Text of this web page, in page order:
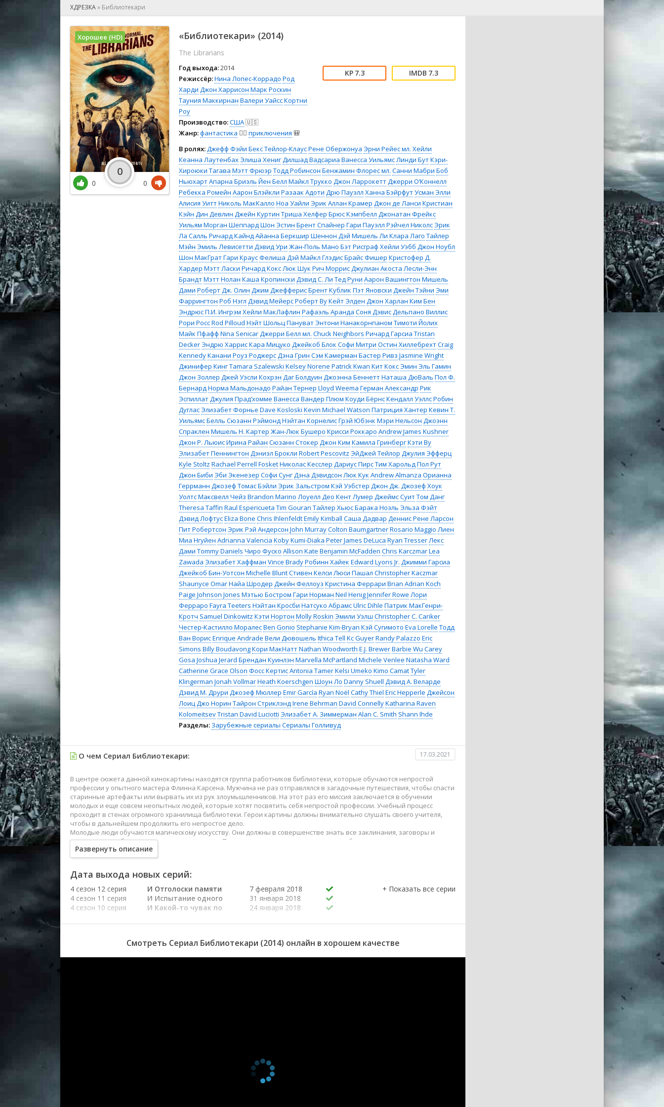
🕺 Мюзикл
👨‍💻 Реальное тв
🎤 Ток-шоу
😱 Ужасы
🧙‍♀️ Фантастика
🤠 Фильм-нуар
🧝‍♂️ Фэнтези
🏅 Церемония
ХДРЕЗКА» Библиотекари
«Библиотекари» (2014)
The Librarians
Год выхода:2014
Режиссёр:Нина Лопес-Коррадо Род
Харди Джон Харрисон Марк Роскин
Тауния Маккирнан Валери УайссКортни
Роу
Производство:США🇺🇸
Жанр:фантастика 🧙‍♀️ приключения 🎒
7.3 7.3
В ролях:Джефф Фэйи Бекс Тейлор-КлаусРене Обержонуа Эрни Рейес мл. Хейли
Кеанна ЛаутенбахЭлиша ХенигДилшад Вадсариа Ванесса УильямсЛинди БутКэри-
Хироюки Тагава Мэтт Фрюэр Тодд Робинсон Бенжамин Флорес мл. Санни Мабри Боб
НьюхартАпарна Бриэль Йен Белл Майкл Трукко Джон ЛаррокеттДжерри О’Коннелл
Ребекка Ромейн Аарон Блэйкли Разаак Адоти Дрю Пауэлл Ханна БэйрфутУсман Элли
Алисия УиттНиколь МакКалло Ноа Уайли Эрик Аллан Крамер Джон де Ланси Кристиан
Кэйн Дин Девлин Джейн Куртин Триша Хелфер Брюс Кэмпбелл Джонатан Фрейкс
Уильям Морган ШеппардШон Эстин Брент Спайнер Гари Пауэлл Рэйчел НиколсЭрик
Ла Салль Ричард КайндАйанна Беркшир Шеннон Дэй Мишель Ли Клара Лаго Тайлер
Мэйн Эмиль Левисетти Дэвид Ури Жан-Поль Мано Бэт Рисграф Хейли Уэбб Джон Ноубл
Шон МакГратГари КраусФелиша Дэй Майкл ГлэдисБрайс Фишер Кристофер Д.
Хардер Мэтт Ласки Ричард КоксЛюк Шук Рич МоррисДжулиан Акоста Лесли-Энн
БрандтМэтт Нолан Каша Кропински Дэвид С. Ли Тед Руни Аарон Вашингтон Мишель
Дами Роберт Дж. Олин Джим ДжефферисБрент Кублик Пэт Яновски Джейн Тэйни Эми
Фаррингтон Роб Нэгл Дэвид МейерсРоберт ВуКейт Элден Джон Харлан Ким Бен
ЭндрюсП.И. Ингрэм Хейли МакЛафлин Рафаэль Аранда Соня ДэвисДельпано Виллис
Рори РоссRod Pilloud Нэйт ШольцПануват Энтони Нанакорнпаном Тимоти Йолих
Майк Пфафф Nina SenicarДжерри Белл мл. Chuck Neighbors Ричард Гарсиа Tristan
DeckerЭндрю ХаррисКара Мицуко Джейкоб Блок Софи Митри Остин ХиллебрехтCraig
KennedyКанани Роуз РоджерсДэна Грин Сэм Камерман Бастер Ривз Jasmine Wright
Джинифер КингTamara Szalewski Kelsey Norene Patrick Kwan Кит КоксЭмин Эль Гамин
Джон Золлер Джей Уэсли Кохрэн Даг Болдуин Джоэнна БеннеттНаташа ДюВаль Пол Ф.
БернардНорма Мальдонадо Райан Тернер Lloyd Weema Герман Александр Рик
ЭспиллатДжулия Прад’хомме Ванесса Вандер Плюм Коуди БёрнсКендалл УэллсРобин
ДугласЭлизабет Форнье Dave Kosloski Kevin Michael Watson Патриция Хантер Кевин Т.
УильямсБелль Сюзанн РэймондНэйтан КорнелисГрэй Юбэнк Мэри Нельсон Джоэнн
Спраклен Мишель Н. Картер Жан-Люк Бушеро Крисси Роккаро Andrew James Kushner
Джон Р. ЛьюисИрина Райан Сюзанн Стокер Джон Ким Камила ГринбергКэти Ву
Элизабет Пеннингтон Дэниэл Брокли Robert Pescovitz ЭйДжей Тейлор Джулия Эфферц
Kyle Stoltz Rachael Perrell FosketНиколас Кесслер Дариус ПирсТим ХарольдПол Рут
Джон Биби Эби Экенезер Софи СунгДэна Дэвидсон Люк Кук Andrew Almanza Орианна
Геррманн Джозеф Томас Бэйли Эрик Зальстром Кэй Уэбстер Джон Дж. Джозеф Хоук
УолтсМаксвелл Чейз Brandon Marino Лоуелл Део Кент Лумер Джеймс СуитТом Данг
Theresa Taffin Raul Espericueta Tim Gouran Тайлер ХьюсБарака Ноэль Эльза Фэйт
Дэвид ЛофтусEliza Bone Chris IhlenfeldtEmily Kimball Саша Дадвар Деннис Рене Ларсон
Пит Робертсон Эрик Рэй Андерсон John MurrayColton BaumgartnerRosario Maggio Лиен
Миа Нгуйен Adrianna Valencia Koby Kumi-Diaka Peter James DeLuca Ryan TresserЛекс
Дами Tommy Daniels Чиро Фуско Allison Kate Benjamin McFadden Chris KarczmarLea
Zawada Элизабет Хаффман Vince BradyРобинн Хайек Edward Lyons Jr. Джимми Гарсиа
Джейкоб Бин-Уотсон Michelle BluntСтивен Келси Люси Пашал Christopher Kaczmar
Shaunyce OmarНайа Шродер Джейн Феллоуз Кристина Феррари Brian Adrian Koch
Paige Johnson Jones Мэтью Бостром Гари Норман Neil HenigJennifer Rowe Лори
Ферраро Fayra Teeters Нэйтан Кросби Натсуко АбрамсUlric Dihle Патрик МакГенри-
Кротч Samuel Dinkowitz Кэти Нортон Molly Roskin Эмили Уэлш Christopher C. Cariker
Честер-Кастилло МоралесBen Gonio Stephanie Kim-Bryan Кэй Сугимото Eva Lorelle Тодд
Ван ВорисEnrique Andrade Вели Дювошель Ithica Tell Kc GuyerRandy Palazzo Eric
Simons Billy BoudavongКори МакНаттNathan Woodworth E.J. BrewerBarbie Wu Carey
Gosa Joshua Jerard Брендан Куинлэн Marvella McPartland Michele Venlee Natasha Ward
Catherine Grace Olson Фосс КертисAntonia TamerKelsi Umeko Kimo CamatTyler
Klingerman Jonah VollmarHeath Koerschgen Шоун Ло Danny Shuell Дэвид А. Веларде
Дэвид М. Друри Джозеф Мюллер Emir García Ryan Noël Cathy Thiel Eric Hepperle Джейсон
ЛоицДжо Норин Тайрон СтриклэндIrene Behrman David ConnellyKatharina Raven
KolomeitsevTristan David Luciotti Элизабет А. Зиммерман Alan C. Smith Shann Ihde
Разделы: Зарубежные сериалы Сериалы Голливуд
Хорошее (HD)
0
0
0
О чем Сериал Библиотекари: 17.03.2021
В центре сюжета данной кинокартины находятся группа работников библиотеки, которые обучаются непростой
профессии у опытного мастера Флинна Карсена. Мужчина не раз отправлялся в загадочные путешествия, чтобы спасти
старинные артефакты или вырвать их из рук злоумышленников. На этот раз его миссия заключается в обучении
молодых и еще совсем неопытных людей, которые хотят посвятить себя непростой профессии. Учебный процесс
проходит в стенах огромного хранилища библиотеки. Герои картины должны внимательно слушать своего учителя,
чтобы в дальнейшем продолжить его непростое дело.
Молодые люди обучаются магическому искусству. Они должны в совершенстве знать все заклинания, заговоры и
привороты, чтобы отражать атаки злых магов. Плюс ко всему мужчина учит молодежь боевым искусствам, ведь еще
никто не отменял силу в борьбе за справедливость.
Развернуть описание
Дата выхода новых серий:
4 сезон 12 серия И Отголоски памяти
7 февраля 2018
4 сезон 11 серия
И Испытание одного
31 января 2018
4 сезон 10 серия
И Какой-то чувак по
24 января 2018
4 сезон 9 серия
И Город Называется
17 января 2018
И Скрытое святилище
10 января 2018
8 января 2017
1 января 2017
25 декабря 2016
Смотреть Сериал Библиотекари (2014) онлайн в хорошем качестве